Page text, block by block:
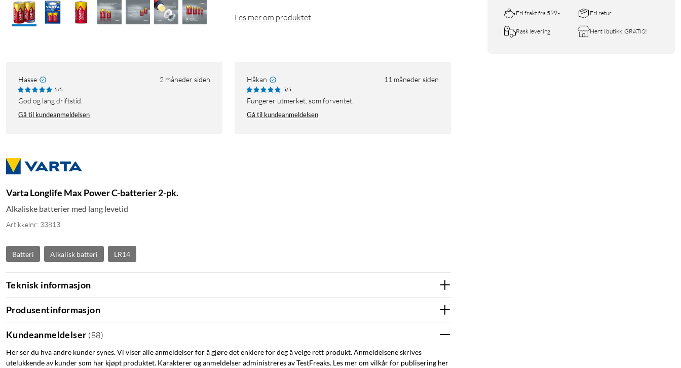
Fri frakt fra 599,- Fri retur
Rask levering Hent i butikk, GRATIS!
Les mer om produktet
Hasse 2 måneder siden
5/5
God og lang driftstid.
Gå til kundeanmeldelsen
Håkan 11 måneder siden
5/5
Fungerer utmerket, som forventet.
Gå til kundeanmeldelsen
Varta Longlife Max Power C-batterier 2-pk.
Alkaliske batterier med lang levetid
Artikkelnr: 33813
Batteri Alkalisk batteri LR14
Teknisk informasjon
Produsentinformasjon
Kundeanmeldelser (88)
Her ser du hva andre kunder synes. Vi viser alle anmeldelser for å gjøre det enklere for deg å velge rett produkt. Anmeldelsene skrives
utelukkende av kunder som har kjøpt produktet. Karakterer og anmeldelser administreres av TestFreaks. Les mer om vilkår for publisering her